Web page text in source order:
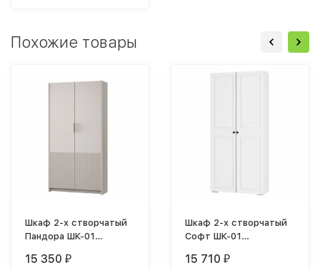
Похожие товары
Шкаф 2-х створчатый
Пандора ШК-01
Кашемир / мдф айриш
15 350 ₽
Шкаф 2-х створчатый
Софт ШК-01
белый / эмаль белая
15 710 ₽